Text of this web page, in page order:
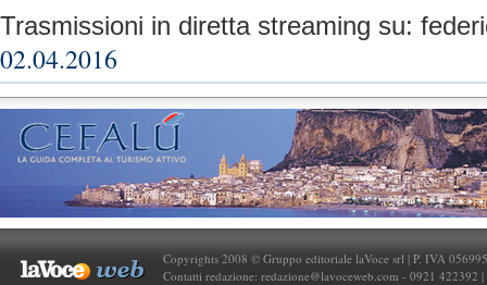
Trasmissioni in diretta streaming su:
02.04.2016
Copyrights 2008 © Gruppo editoriale laVoce srl | P. IVA
Contatti redazione: redazione@lavoceweb.com - 0921 422392 |